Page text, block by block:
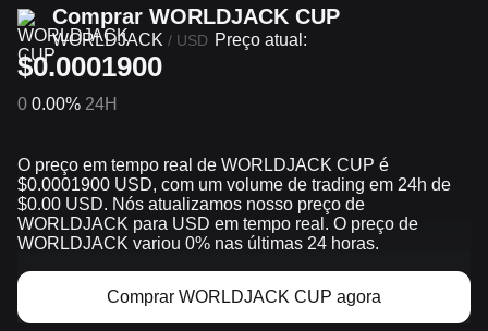
Comprar WORLDJACK CUP
WORLDJACK / USD Preço atual:
$0.0001900
0 0.00% 24H
O preço em tempo real de WORLDJACK CUP é
$0.0001900 USD, com um volume de trading em 24h de
$0.00 USD. Nós atualizamos nosso preço de
WORLDJACK para USD em tempo real. O preço de
WORLDJACK variou 0% nas últimas 24 horas.
Comprar WORLDJACK CUP agora